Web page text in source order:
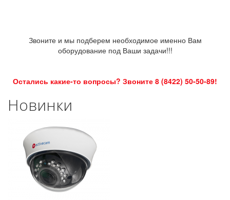
Звоните и мы подберем необходимое именно Вам
оборудование под Ваши задачи!!!
Остались какие-то вопросы? Звоните 8 (8422) 50-50-89!
Новинки